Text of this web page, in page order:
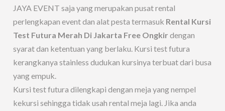
JAYA EVENT saja yang merupakan pusat rental
perlengkapan event dan alat pesta termasuk Rental Kursi
Test Futura Merah Di Jakarta Free Ongkir dengan
syarat dan ketentuan yang berlaku. Kursi test futura
kerangkanya stainless dudukan kursinya terbuat dari busa
yang empuk.
Kursi test futura dilengkapi dengan meja yang nempel
kekursi sehingga tidak usah rental meja lagi. Jika anda